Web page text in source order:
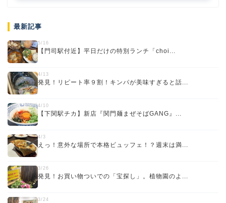
最新記事
5/16
【門司駅付近】平日だけの特別ランチ「choi...
4/13
発見！リピート率９割！キンパが美味すぎると話...
4/10
【下関駅チカ】新店『関門麺まぜそばGANG』...
4/3
えっ！意外な場所で本格ビュッフェ！？週末は満...
3/26
発見！お買い物ついでの「宝探し」。植物園のよ...
3/24